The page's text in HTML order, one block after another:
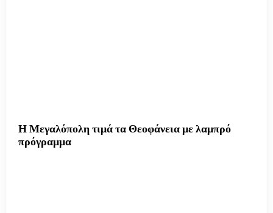
Η Μεγαλόπολη τιμά τα Θεοφάνεια με λαμπρό
πρόγραμμα